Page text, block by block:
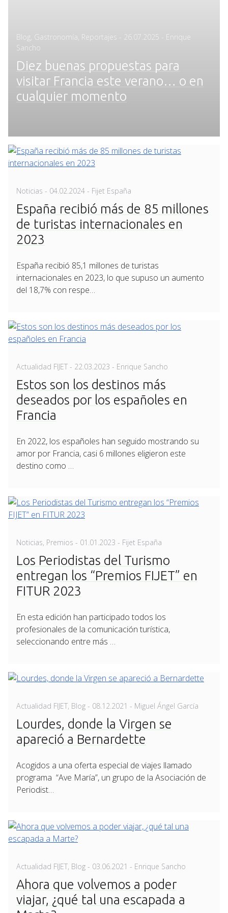
Blog Gastronomía Reportajes - Posted
26.07.2025 - Enrique
Sancho
Diez buenas propuestas para
visitar Francia este verano… o en
cualquier momento
Noticias - Posted
04.02.2024 - Fijet España
España recibió más de 85 millones
de turistas internacionales en
2023
España recibió 85,1 millones de turistas
internacionales en 2023, lo que supuso un aumento
del 18,7% con respe…
Actualidad FIJET - Posted
on
22.03.2023 - Enrique Sancho
Estos son los destinos más
deseados por los españoles en
Francia
En 2022, los españoles han seguido mostrando su
amor por Francia, casi 6 millones eligieron este
destino como …
Noticias, Premios - Posted
01.01.2023 - Fijet España
Los Periodistas del Turismo
entregan los “Premios FIJET” en
FITUR 2023
En esta edición han participado todos los
profesionales de la comunicación turística,
seleccionando entre más …
Actualidad FIJET, Blog - Posted
on
08.12.2021 - Miguel Ángel García
Lourdes, donde la Virgen se
apareció a Bernardette
Acogidos a una oferta especial de viajes llamado
programa “Ave María”, un grupo de la Asociación de
Periodist…
Actualidad FIJET, Blog - Posted
on
03.06.2021 - Enrique Sancho
Ahora que volvemos a poder
viajar, ¿qué tal una escapada a